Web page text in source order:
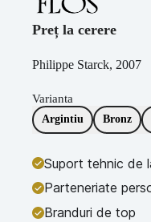
Preț la cerere
Philippe Starck, 2007
Varianta
Argintiu Bronz
Suport tehnic de
Parteneriate
Branduri de top